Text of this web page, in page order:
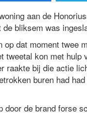
aan de
bliksem was
op dat moment twee
tweetal kon met hulp
raakte bij die actie
buren had
door de brand forse